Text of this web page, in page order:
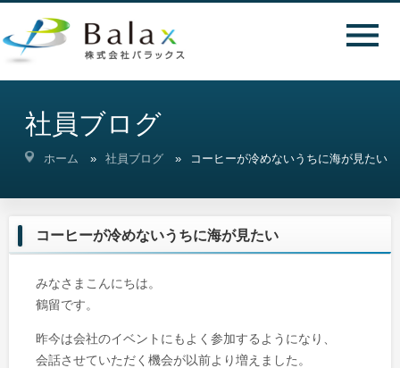
社員ブログ
ホーム 社員ブログ コーヒーが冷めないうちに海が見たい
コーヒーが冷めないうちに海が見たい
みなさまこんにちは。
鶴留です。
昨今は会社のイベントにもよく参加するようになり、
会話させていただく機会が以前より増えました。